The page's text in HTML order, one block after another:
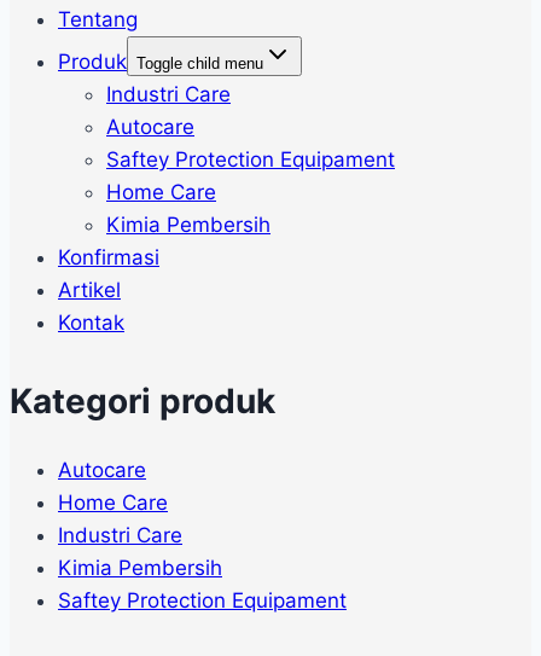
Tentang
Produk Toggle child menu
Industri Care
Autocare
Saftey Protection Equipament
Home Care
Kimia Pembersih
Konfirmasi
Artikel
Kontak
Kategori produk
Autocare
Home Care
Industri Care
Kimia Pembersih
Saftey Protection Equipament